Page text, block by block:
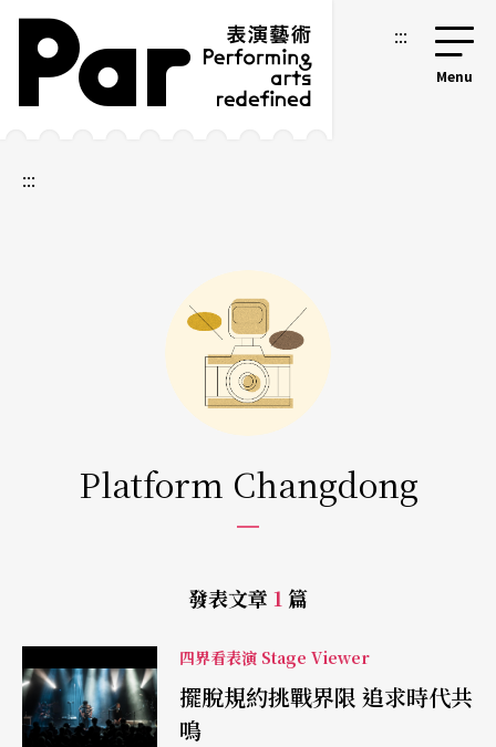
跳到主要內容區塊
網站導覽 :::
:::
Platform Changdong
發表文章 1 篇
四界看表演 Stage Viewer
擺脫規約挑戰界限 追求時代共
鳴